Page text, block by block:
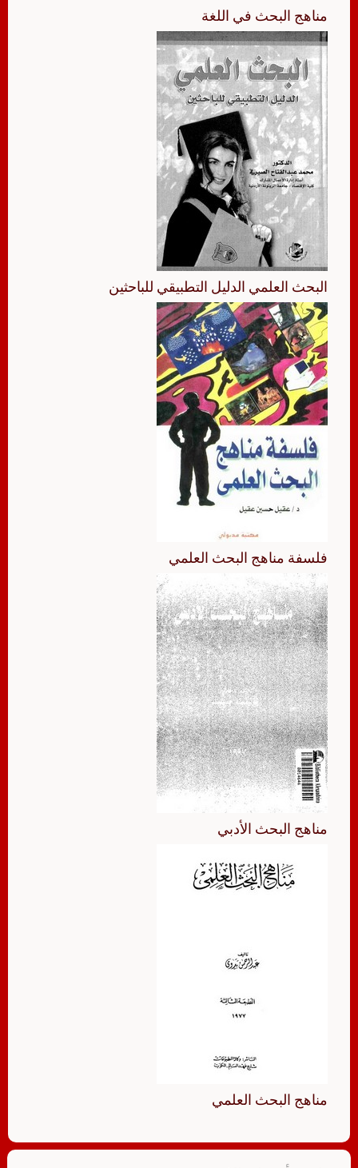
مناهج البحث في اللغة
البحث العلمي الدليل التطبيقي للباحثين
فلسفة مناهج البحث العلمي
مناهج البحث الأدبي
مناهج البحث العلمي